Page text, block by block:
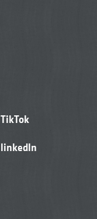
TikTok
linkedIn